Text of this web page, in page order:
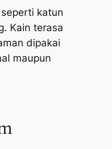
katun
Kain terasa
dipakai
maupun